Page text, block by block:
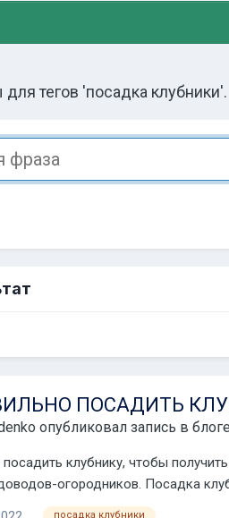
тегов 'посадка клубники'.
ПОСАДИТЬ
опубликовал запись в
посадить клубнику, чтобы
огородников. Посадка
посадка клубники